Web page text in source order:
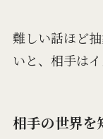
難しい話ほど
いと、相手は
相手の世界を